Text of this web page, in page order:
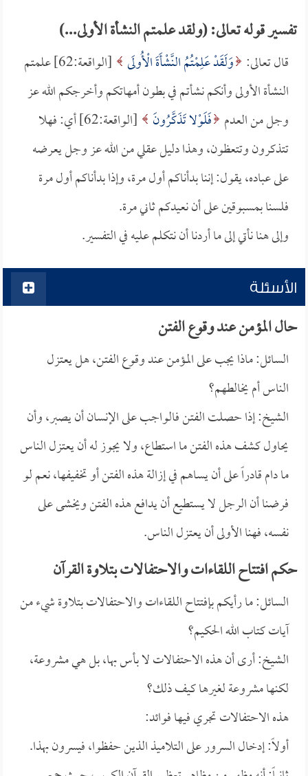
تفسير قوله تعالى: (ولقد علمتم النشأة الأولى...)
قال تعالى: وَلَقَدْ عَلِمْتُمُ النَّشْأَةَ الْأُولَى
[الواقعة:62] علمتم
النشأة الأولى وأنكم نشأتم في بطون أمهاتكم وأخرجكم الله عز
وجل من العدم فَلَوْلا تَذَكَّرُونَ
[الواقعة:62] أي: فهلا
تتذكرون وتتعظون، وهذا دليل عقلي من الله عز وجل يعرضه
على عباده، يقول: إننا بدأناكم أول مرة، وإذا بدأناكم أول مرة
فلسنا بمسبوقين على أن نعيدكم ثاني مرة.
وإلى هنا نأتي إلى ما أردنا أن نتكلم عليه في التفسير.
الأسئلة
حال المؤمن عند وقوع الفتن
السائل: ماذا يجب على المؤمن عند وقوع الفتن، هل يعتزل
الناس أم يخالطهم؟
الشيخ: إذا حصلت الفتن فالواجب على الإنسان أن يصبر، وأن
يحاول كشف هذه الفتن ما استطاع، ولا يجوز له أن يعتزل الناس
ما دام قادراً على أن يساهم في إزالة هذه الفتن أو تخفيفها، نعم لو
فرضنا أن الرجل لا يستطيع أن يدافع هذه الفتن ويخشى على
نفسه، فهنا الأولى أن يعتزل الناس.
حكم افتتاح اللقاءات والاحتفالات بتلاوة القرآن
السائل: ما رأيكم بإفتتاح اللقاءات والاحتفالات بتلاوة شيء من
آيات كتاب الله الحكيم؟
الشيخ: أرى أن هذه الاحتفالات لا بأس بها، بل هي مشروعة،
لكنها مشروعة لغيرها كيف ذلك؟
هذه الاحتفالات تجري فيها فوائد:
أولاً: إدخال السرور على التلاميذ الذين حفظوا، فيسرون بهذا.